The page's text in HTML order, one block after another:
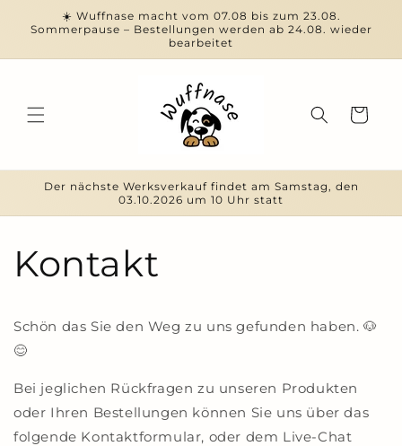
zum
Inhalt
☀️ Wuffnase macht vom 07.08 bis zum 23.08.
Sommerpause – Bestellungen werden ab 24.08. wieder
bearbeitet
Warenkorb
Der nächste Werksverkauf findet am Samstag, den
03.10.2026 um 10 Uhr statt
Kontakt
Schön das Sie den Weg zu uns gefunden haben. 🐶
😊
Bei jeglichen Rückfragen zu unseren Produkten
oder Ihren Bestellungen können Sie uns über das
folgende Kontaktformular, oder dem Live-Chat